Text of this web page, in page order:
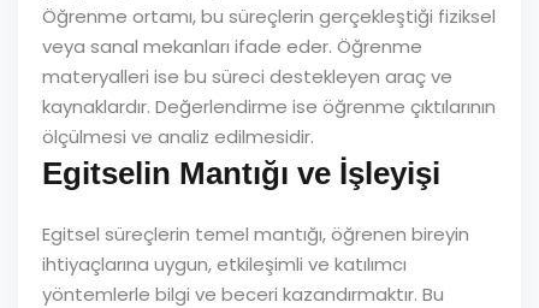
Öğrenme ortamı, bu süreçlerin gerçekleştiği fiziksel
veya sanal mekanları ifade eder. Öğrenme
materyalleri ise bu süreci destekleyen araç ve
kaynaklardır. Değerlendirme ise öğrenme çıktılarının
ölçülmesi ve analiz edilmesidir.
Egitselin Mantığı ve İşleyişi
Egitsel süreçlerin temel mantığı, öğrenen bireyin
ihtiyaçlarına uygun, etkileşimli ve katılımcı
yöntemlerle bilgi ve beceri kazandırmaktır. Bu